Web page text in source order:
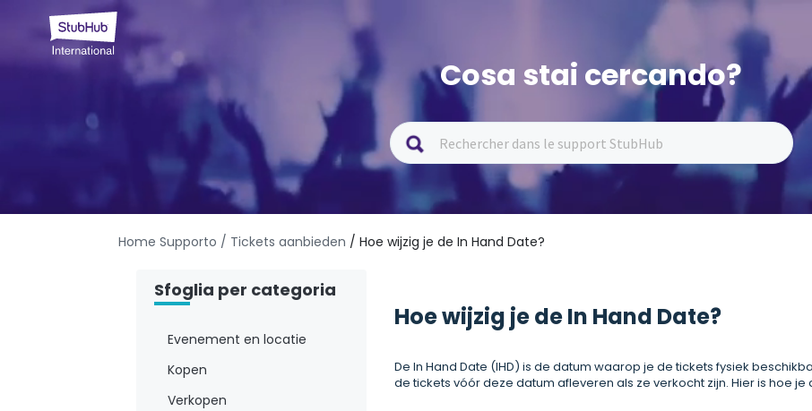
Cosa stai cercando?
Home Supporto / Tickets aanbieden / Hoe wijzig je de In Hand Date?
Sfoglia per categoria
Evenement en locatie
Kopen
Verkopen
Hoe wijzig je de In Hand Date?
De In Hand Date (IHD) is de datum waarop je de tickets fysiek
de tickets vóór deze datum afleveren als ze verkocht zijn. Hier is hoe